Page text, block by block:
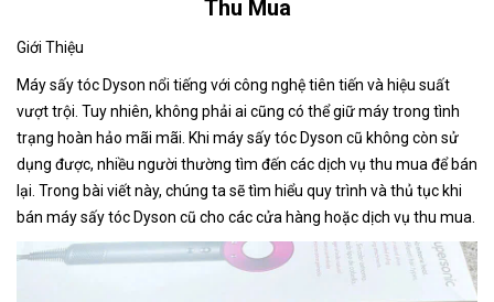
Thu Mua
Giới Thiệu
Máy sấy tóc Dyson nổi tiếng với công nghệ tiên tiến và hiệu suất
vượt trội. Tuy nhiên, không phải ai cũng có thể giữ máy trong tình
trạng hoàn hảo mãi mãi. Khi máy sấy tóc Dyson cũ không còn sử
dụng được, nhiều người thường tìm đến các dịch vụ thu mua để bán
lại. Trong bài viết này, chúng ta sẽ tìm hiểu quy trình và thủ tục khi
bán máy sấy tóc Dyson cũ cho các cửa hàng hoặc dịch vụ thu mua.